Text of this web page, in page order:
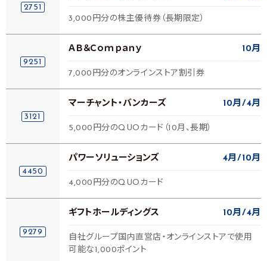
2751
3,000円分の株主優待券（長期限定）
9251
ＡＢ＆Ｃｏｍｐａｎｙ 10月
7,000円分のオンラインストア割引券
3121
マーチャント・バンカーズ 10月 4月
5,000円分のQUOカード（10月、長期）
4450
パワーソリューションズ 4月 10月
4,000円分のQUOカード
9279
ギフトホールディングス 10月 4月
自社グループ国内直営店・オンラインストアで使用
可能な1,000ポイント